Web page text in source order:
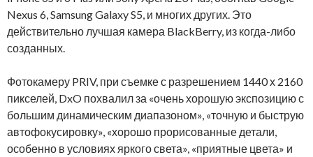
Nexus 6, Samsung Galaxy S5, и многих других. Это
действительно лучшая камера BlackBerry, из когда-либо
созданных.
Фотокамеру PRIV, при съемке с разрешением 1440 х 2160
пикселей, DxO похвалил за «очень хорошую экспозицию с
большим динамическим диапазоном», «точную и быструю
автофокусировку», «хорошо прорисованные детали,
особенно в условиях яркого света», «приятные цвета» и